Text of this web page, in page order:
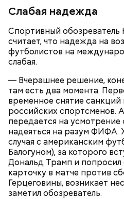
Слабая надежда
Спортивный обозреватель
считает, что надежда на
футболистов на
слабая.
— Вчерашнее решение,
там есть два момента.
временное снятие
российских спортсменов.
передается на
надеяться на разум ФИФА.
случая с американским
Балогуном), за которого
Дональд Трамп и
карточку в матче против
Герцеговины, возникает
заметил обозреватель.